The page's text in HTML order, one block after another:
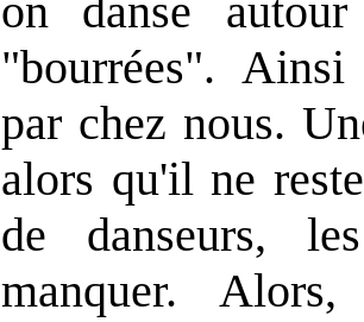
on danse
"bourrées".
par chez nous.
alors qu'il ne
de danseurs,
manquer.